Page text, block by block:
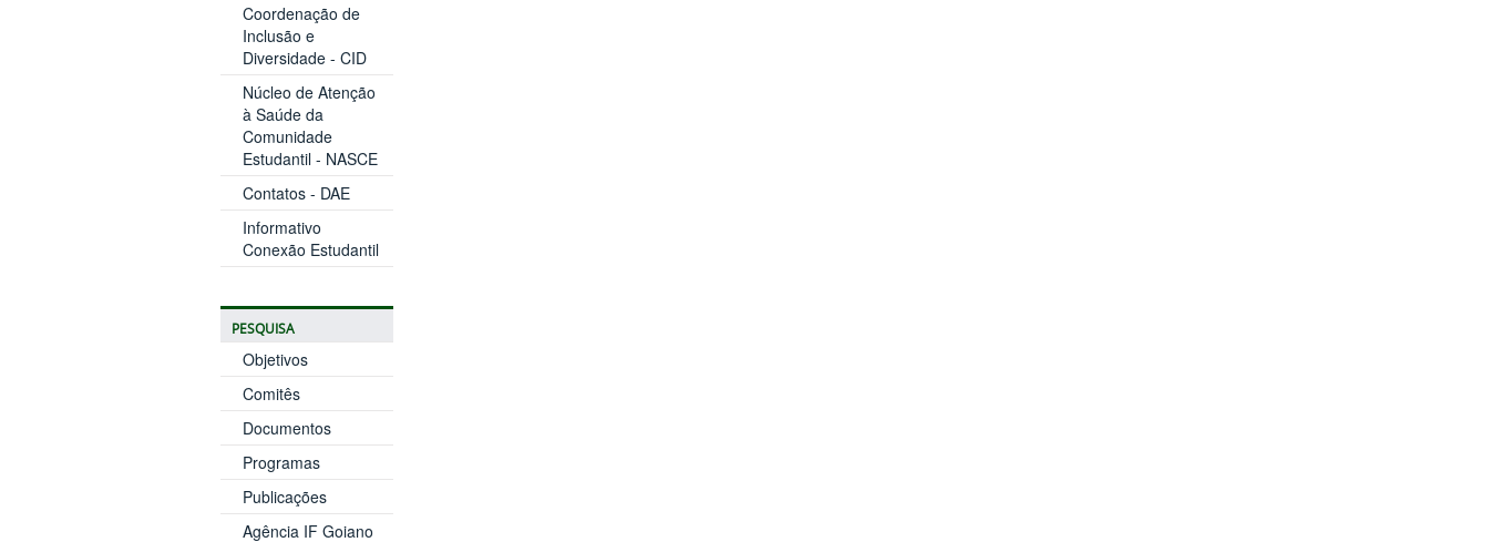
Coordenação de
Inclusão e
Diversidade - CID
Núcleo de Atenção
à Saúde da
Comunidade
Estudantil - NASCE
Contatos - DAE
Informativo
Conexão Estudantil
PESQUISA
Objetivos
Comitês
Documentos
Programas
Publicações
Agência IF Goiano